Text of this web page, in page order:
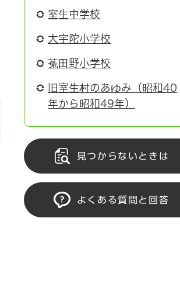
室生中学校
大宇陀小学校
菟田野小学校
旧室生村のあゆみ（昭和40
年から昭和49年）
見つからないときは
よくある質問と回答